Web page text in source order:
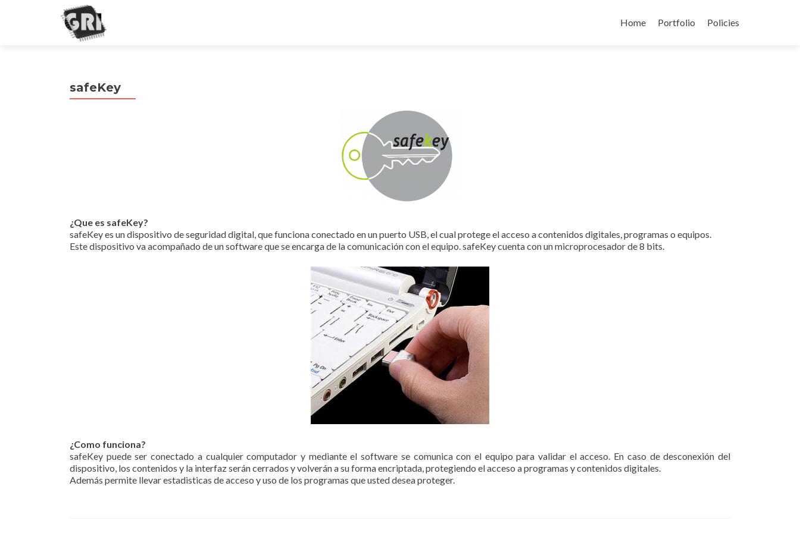
to
Home Portfolio Policies
safeKey
¿Que es safeKey?
safeKey es un dispositivo de seguridad digital, que funciona conectado en un puerto USB, el cual protege el acceso a contenidos digitales, programas o equipos.
Este dispositivo va acompañado de un software que se encarga de la comunicación con el equipo. safeKey cuenta con un microprocesador de 8 bits.
¿Como funciona?
safeKey puede ser conectado a cualquier computador y mediante el software se comunica con el equipo para validar el acceso. En caso de desconexión del
dispositivo, los contenidos y la interfaz serán cerrados y volverán a su forma encriptada, protegiendo el acceso a programas y contenidos digitales.
Además permite llevar estadisticas de acceso y uso de los programas que usted desea proteger.